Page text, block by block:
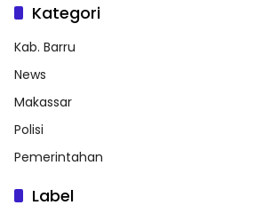
Kategori
Kab. Barru
News
Makassar
Polisi
Pemerintahan
Label